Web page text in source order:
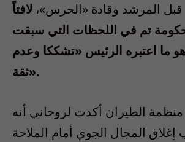
المرشد وقادة «الحرس»، لافتاً
تم في اللحظات التي سبقت
ما اعتبره الرئيس «تشككا وعدم
ثقة».
الطيران أكدت لروحاني أنه
المجال الجوي أمام الملاحة